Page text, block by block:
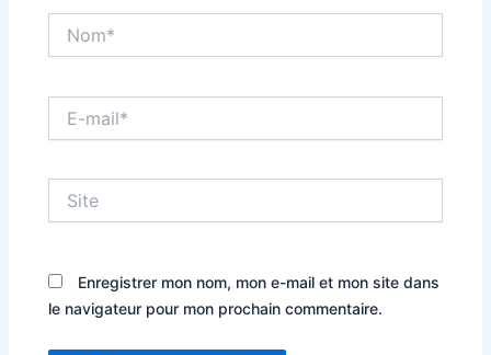
mail*
Enregistrer mon nom, mon e-mail et mon site dans
le navigateur pour mon prochain commentaire.